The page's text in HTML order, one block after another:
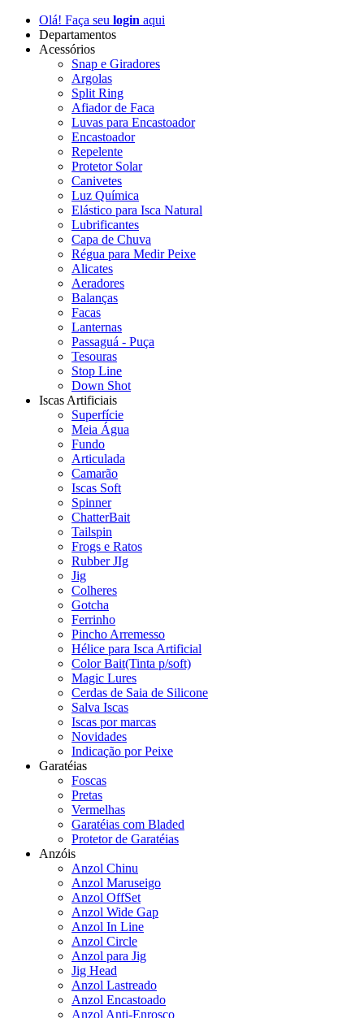
Olá! Faça seu login aqui
Departamentos
Acessórios
Snap e Giradores
Argolas
Split Ring
Afiador de Faca
Luvas para Encastoador
Encastoador
Repelente
Protetor Solar
Canivetes
Luz Química
Elástico para Isca Natural
Lubrificantes
Capa de Chuva
Régua para Medir Peixe
Alicates
Aeradores
Balanças
Facas
Lanternas
Passaguá - Puça
Tesouras
Stop Line
Down Shot
Iscas Artificiais
Superfície
Meia Água
Fundo
Articulada
Camarão
Iscas Soft
Spinner
ChatterBait
Tailspin
Frogs e Ratos
Rubber JIg
Jig
Colheres
Gotcha
Ferrinho
Pincho Arremesso
Hélice para Isca Artificial
Color Bait(Tinta p/soft)
Magic Lures
Cerdas de Saia de Silicone
Salva Iscas
Iscas por marcas
Novidades
Indicação por Peixe
Garatéias
Foscas
Pretas
Vermelhas
Garatéias com Bladed
Protetor de Garatéias
Anzóis
Anzol Chinu
Anzol Maruseigo
Anzol OffSet
Anzol Wide Gap
Anzol In Line
Anzol Circle
Anzol para Jig
Jig Head
Anzol Lastreado
Anzol Encastoado
Anzol Anti-Enrosco